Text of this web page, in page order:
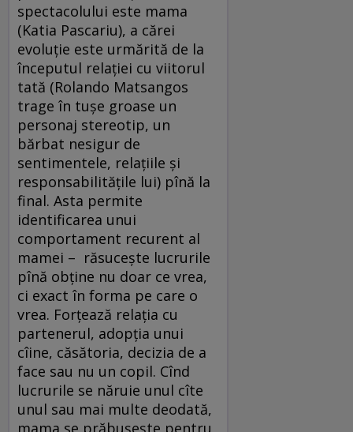
spectacolului este mama
(Katia Pascariu), a cărei
evoluție este urmărită de la
începutul relației cu viitorul
tată (Rolando Matsangos
trage în tușe groase un
personaj stereotip, un
bărbat nesigur de
sentimentele, relațiile și
responsabilitățile lui) pînă la
final. Asta permite
identificarea unui
comportament recurent al
mamei – răsucește lucrurile
pînă obține nu doar ce vrea,
ci exact în forma pe care o
vrea. Forțează relația cu
partenerul, adopția unui
cîine, căsătoria, decizia de a
face sau nu un copil. Cînd
lucrurile se năruie unul cîte
unul sau mai multe deodată,
mama se prăbușește pentru